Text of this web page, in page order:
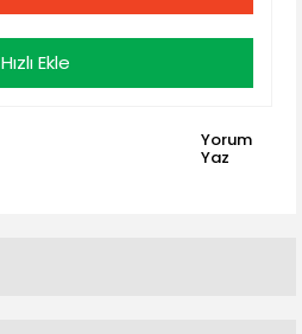
Hızlı Ekle
Yorum
Yaz